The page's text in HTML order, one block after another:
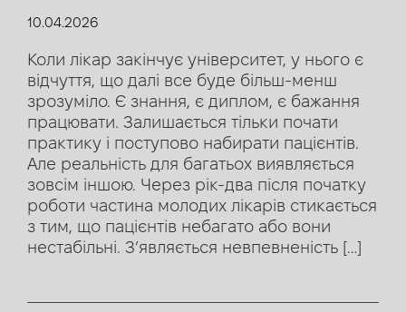
10.04.2026
Коли лікар закінчує університет, у нього є
відчуття, що далі все буде більш-менш
зрозуміло. Є знання, є диплом, є бажання
працювати. Залишається тільки почати
практику і поступово набирати пацієнтів.
Але реальність для багатьох виявляється
зовсім іншою. Через рік-два після початку
роботи частина молодих лікарів стикається
з тим, що пацієнтів небагато або вони
нестабільні. З’являється невпевненість […]